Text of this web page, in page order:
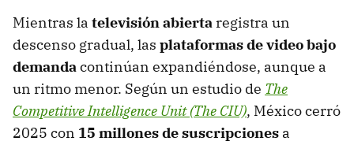
Mientras la televisión abierta registra un
descenso gradual, las plataformas de video bajo
demandacontinúan expandiéndose, aunque a
un ritmo menor. Según un estudio de The
Competitive Intelligence Unit (The CIU), México cerró
2025 con 15 millones de suscripciones a